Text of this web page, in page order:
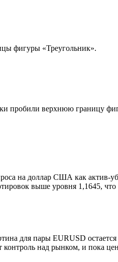
фигуры «Треугольник».
пробили верхнюю границу
на доллар США как актив-
выше уровня 1,1645,
для пары EURUSD
над рынком, и пока